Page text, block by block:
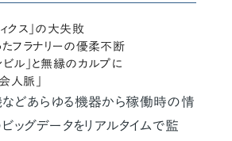
クス」の大失敗
フラナリーの優柔不断
ル」と無縁のカルプに
人脈」
どあらゆる機器から稼働時の情
ッグデータをリアルタイムで監